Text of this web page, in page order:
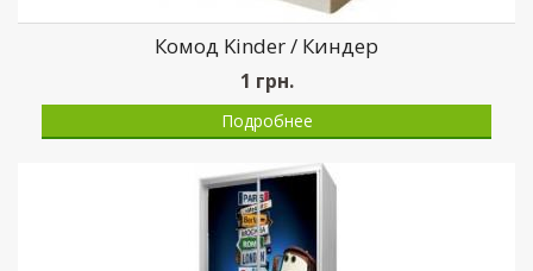
Комод Kinder / Киндер
1 грн.
Подробнее